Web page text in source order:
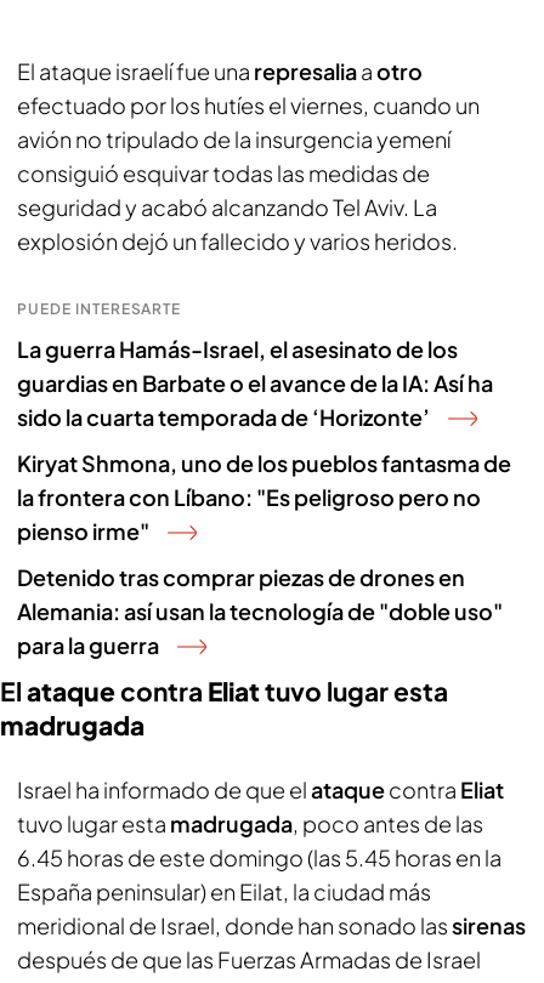
El ataque israelí fue una represaliaaotro
efectuado por los hutíes el viernes, cuando un
avión no tripulado de la insurgencia yemení
consiguió esquivar todas las medidas de
seguridad y acabó alcanzando Tel Aviv. La
explosión dejó un fallecido y varios heridos.
PUEDE INTERESARTE
La guerra Hamás-Israel, el asesinato de los
guardias en Barbate o el avance de la IA: Así ha
sido la cuarta temporada de ‘Horizonte’
Kiryat Shmona, uno de los pueblos fantasma de
la frontera con Líbano: "Es peligroso pero no
pienso irme"
Detenido tras comprar piezas de drones en
Alemania: así usan la tecnología de "doble uso"
para la guerra
Elataquecontra Eliattuvo lugar esta
madrugada
Israel ha informado de que elataquecontra Eliat
tuvo lugar esta madrugada, poco antes de las
6.45 horas de este domingo (las 5.45 horas en la
España peninsular) en Eilat, la ciudad más
meridional de Israel, donde han sonado lassirenas
después de que las Fuerzas Armadas de Israel